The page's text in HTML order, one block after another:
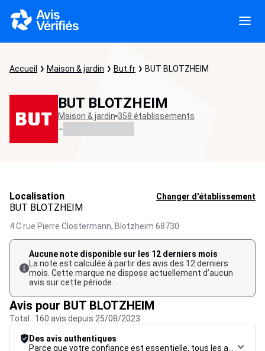
Accueil Maison & jardin But.fr BUT BLOTZHEIM
BUT BLOTZHEIM
Maison & jardin 358 établissements
-
Localisation Changer d'établissement
BUT BLOTZHEIM
4 C rue Pierre Clostermann, Blotzheim 68730
Aucune note disponible sur les 12 derniers mois
La note est calculée à partir des avis des 12 derniers
mois. Cette marque ne dispose actuellement d’aucun
avis sur cette période.
Avis pour BUT BLOTZHEIM
Total : 160 avis depuis 25/08/2023
Des avis authentiques